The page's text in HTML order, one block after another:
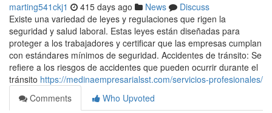
marting541ckj1 415 days ago News
Discuss
Existe una variedad de leyes y regulaciones que rigen la
seguridad y salud laboral. Estas leyes están diseñadas para
proteger a los trabajadores y certificar que las empresas cumplan
con estándares mínimos de seguridad. Accidentes de tránsito: Se
refiere a los riesgos de accidentes que pueden ocurrir durante el
tránsito https://medinaempresarialsst.com/servicios-profesionales/
Comments
Who Upvoted